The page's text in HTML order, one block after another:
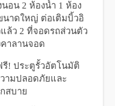
นอน 2 ห้องน้ำ 1 ห้อง
นาดใหญ่ ต่อเติมบิ้วอิ
ล้ว 2 ที่จอดรถส่วนตัว
าลานจอด
! ประตูรั้วอัตโนมัติ
ามปลอดภัยและ
สบาย